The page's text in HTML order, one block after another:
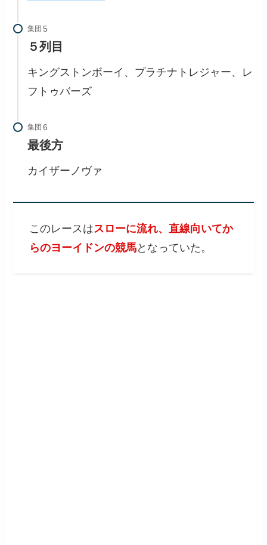
集団
５列目
キングストンボーイ、プラチナトレジャー、レ
フトゥバーズ
集団
最後方
カイザーノヴァ
このレースはスローに流れ、直線向いてか
らのヨーイドンの競馬となっていた。